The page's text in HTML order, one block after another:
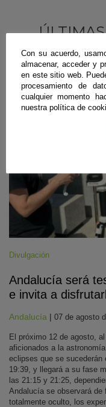
#CienciaDirecta
Divulgación
Andalucía será
e invita a
Andalucía | 07 de agosto
El próximo 12 de agosto,
aficionados a la
eclipses que se sucederán
19:39, y llegará a su fase
las 21:15 y 21:25,
Andalucía se observará
totalmente oculto, los
Con su acuerdo,
almacenar, acceder y
en este sitio web.
procesamiento de
cualquier momento
nuestra política de